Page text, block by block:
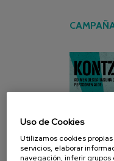
Uso de Cookies
Utilizamos cookies
servicios, elaborar
navegación, inferir